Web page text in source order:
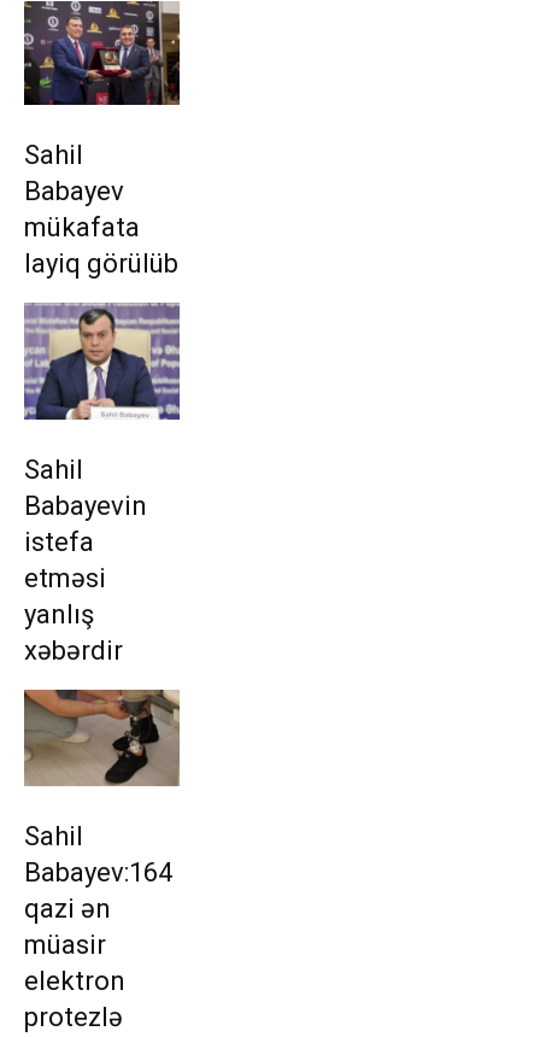
Sahil
Babayev
mükafata
layiq görülüb
Sahil
Babayevin
istefa
etməsi
yanlış
xəbərdir
Sahil
Babayev:164
qazi ən
müasir
elektron
protezlə